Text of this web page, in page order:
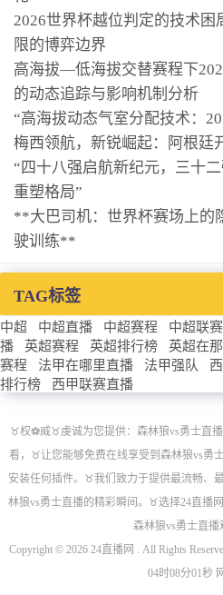
2026世界杯越位判定的技术困
限的博弈边界
高海拔—低海拔交替赛程下
的动态追踪与影响机制分析
“高海拔动态气室分配技术：
梅西领航，新锐崛起：阿根廷
“四十八强启航新纪元，三十
重塑格局”
**大巴司机：世界杯赛场上的
驶训练**
TAG标签
中超 中超直播 中超赛程 中超联赛
播
英超赛程 英超排行榜 英超在
赛程
法甲在哪里直播 法甲强队
排行榜
西甲联赛直播
♉️权⚽威♉️虔诚为您提供：森林狼vs勇士直
看，♉️让您能够免费在线享受到森林狼vs勇
安装任何插件。♉️我们致力于提供最流畅、
林狼vs勇士直播的精彩瞬间。♉️选择24直播
森林狼vs勇士直播
Copyright © 2026 24直播网 . All Rights
04时08分01秒